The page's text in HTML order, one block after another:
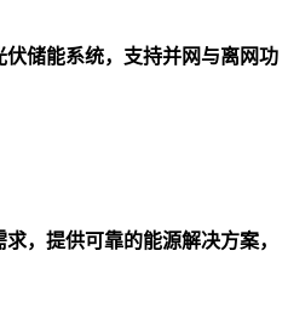
储能系统，支持并网与离网功
，提供可靠的能源解决方案，